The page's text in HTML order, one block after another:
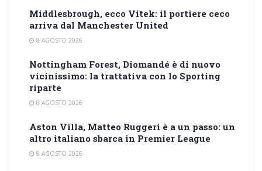
Middlesbrough, ecco Vitek: il portiere ceco
arriva dal Manchester United
8 AGOSTO 2026
Nottingham Forest, Diomandé è di nuovo
vicinissimo: la trattativa con lo Sporting
riparte
8 AGOSTO 2026
Aston Villa, Matteo Ruggeri è a un passo: un
altro italiano sbarca in Premier League
8 AGOSTO 2026